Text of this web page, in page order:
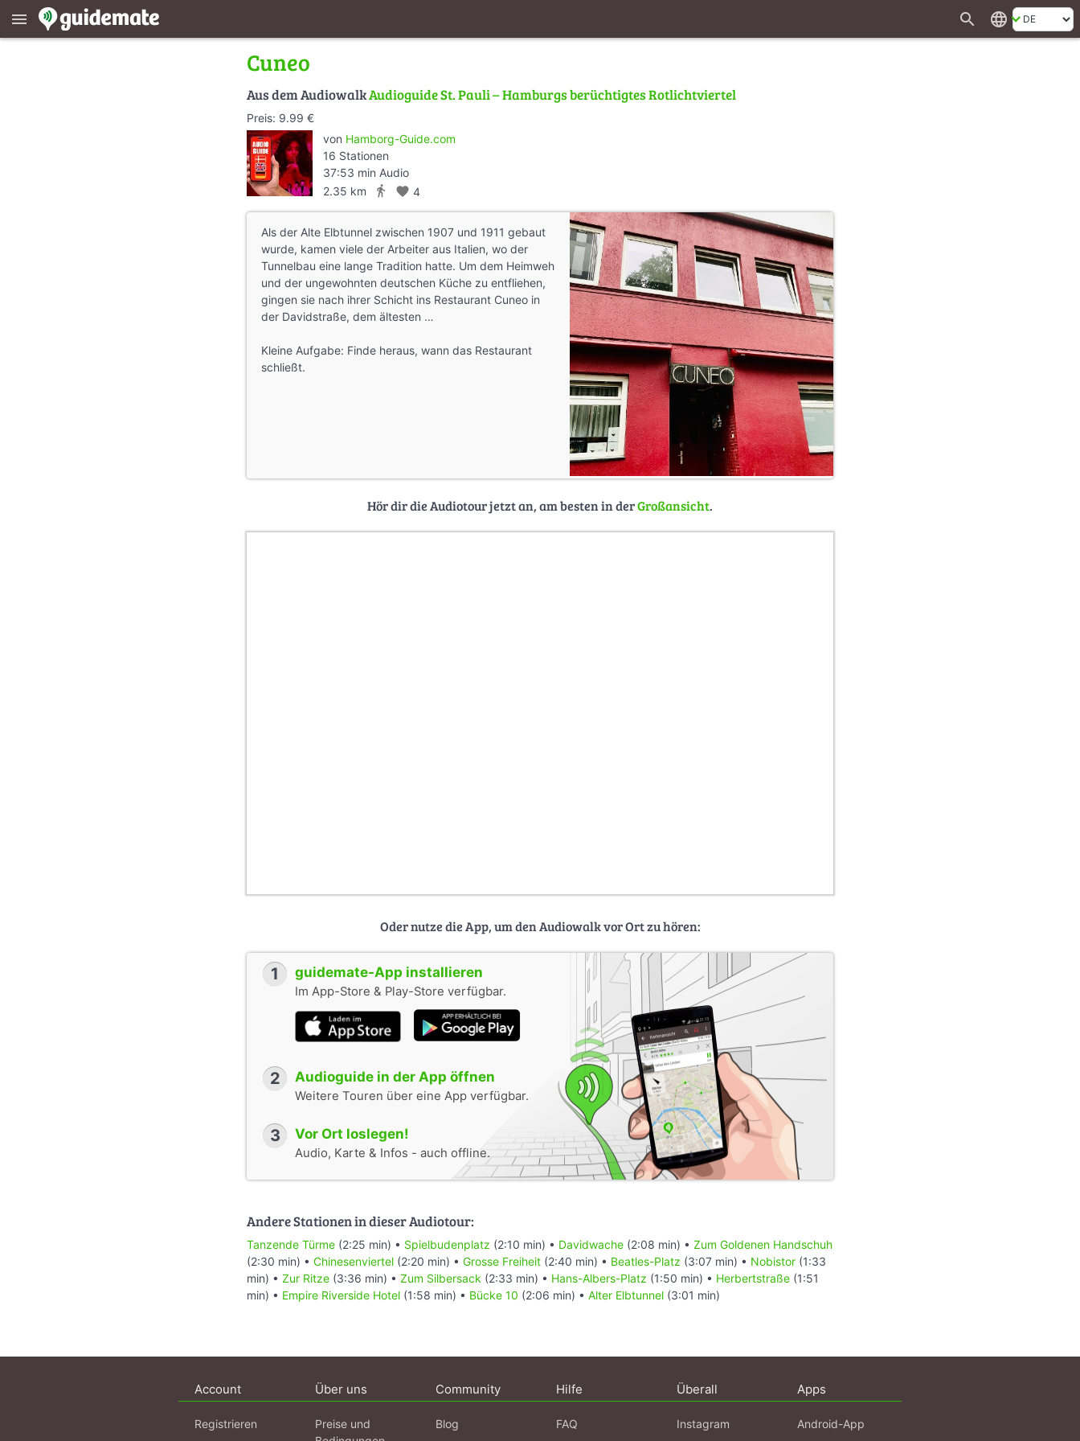
menu search language
Cuneo
Aus dem AudiowalkAudioguide St. Pauli – Hamburgs berüchtigtes Rotlichtviertel
Preis: 9.99 €
von Hamborg-Guide.com
16 Stationen
37:53 min Audio
2.35 km
directions_walk favorite 4
Als der Alte Elbtunnel zwischen 1907 und 1911 gebaut
wurde, kamen viele der Arbeiter aus Italien, wo der
Tunnelbau eine lange Tradition hatte. Um dem Heimweh
und der ungewohnten deutschen Küche zu entfliehen,
gingen sie nach ihrer Schicht ins Restaurant Cuneo in
der Davidstraße, dem ältesten …
Kleine Aufgabe: Finde heraus, wann das Restaurant
schließt.
Hör dir die Audiotour jetzt an, am besten in derGroßansicht.
Oder nutze die App, um den Audiowalk vor Ort zu hören:
1 guidemate-App installieren
Im App-Store & Play-Store verfügbar.
2 Audioguide in der App öffnen
Weitere Touren über eine App verfügbar.
3 Vor Ort loslegen!
Audio, Karte & Infos - auch offline.
Andere Stationen in dieser Audiotour:
Tanzende Türme (2:25 min) • Spielbudenplatz (2:10 min) • Davidwache (2:08 min) • Zum Goldenen Handschuh
(2:30 min) • Chinesenviertel (2:20 min) • Grosse Freiheit (2:40 min) • Beatles-Platz (3:07 min) • Nobistor (1:33
min) • Zur Ritze (3:36 min) • Zum Silbersack (2:33 min) • Hans-Albers-Platz (1:50 min) • Herbertstraße (1:51
min) • Empire Riverside Hotel (1:58 min) • Bücke 10 (2:06 min) • Alter Elbtunnel (3:01 min)
Account
Registrieren
Über uns
Preise und
Community
Blog
Hilfe
FAQ
Überall
Instagram
Apps
Android-App